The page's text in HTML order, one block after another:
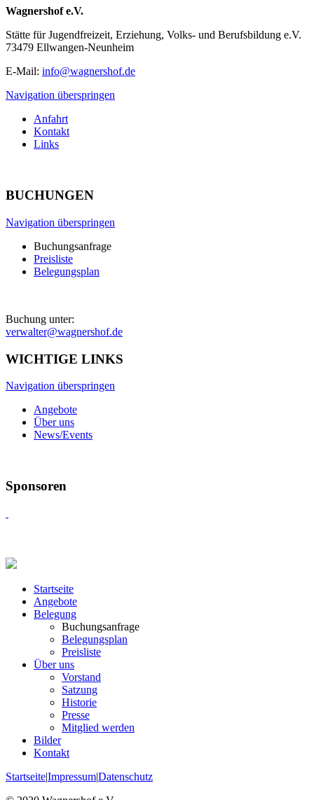
Wagnershof e.V.
Stätte für Jugendfreizeit, Erziehung, Volks- und Berufsbildung e.V.
73479 Ellwangen-Neunheim
E-Mail: info@wagnershof.de
Navigation überspringen
Anfahrt
Kontakt
Links
BUCHUNGEN
Navigation überspringen
Buchungsanfrage
Preisliste
Belegungsplan
Buchung unter:
verwalter@wagnershof.de
WICHTIGE LINKS
Navigation überspringen
Angebote
Über uns
News/Events
Sponsoren
Startseite
Angebote
Belegung
Buchungsanfrage
Belegungsplan
Preisliste
Über uns
Vorstand
Satzung
Historie
Presse
Mitglied werden
Bilder
Kontakt
Startseite|Impressum|Datenschutz